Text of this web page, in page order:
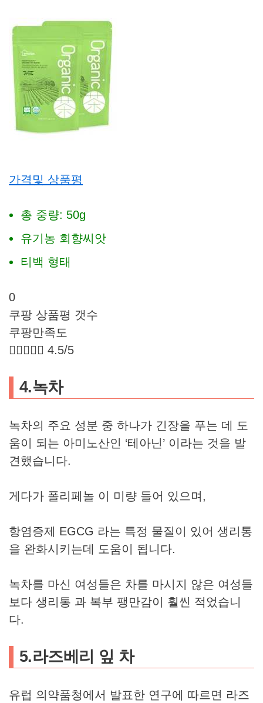
가격및 상품평
총 중량: 50g
유기농 회향씨앗
티백 형태
0
쿠팡 상품평 갯수
쿠팡만족도
 4.5/5
4.녹차
녹차의 주요 성분 중 하나가 긴장을 푸는 데 도
움이 되는 아미노산인 ‘테아닌’ 이라는 것을 발
견했습니다.
게다가 폴리페놀 이 미량 들어 있으며,
항염증제 EGCG 라는 특정 물질이 있어 생리통
을 완화시키는데 도움이 됩니다.
녹차를 마신 여성들은 차를 마시지 않은 여성들
보다 생리통 과 복부 팽만감이 훨씬 적었습니
다.
5.라즈베리 잎 차
유럽 ​​의약품청에서 발표한 연구에 따르면 라즈